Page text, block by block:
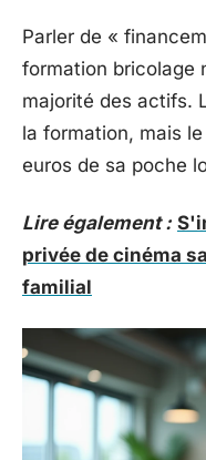
Parler de «
formation bricolage
majorité des actifs.
la formation, mais
euros de sa poche
Lire également :
privée de cinéma
familial